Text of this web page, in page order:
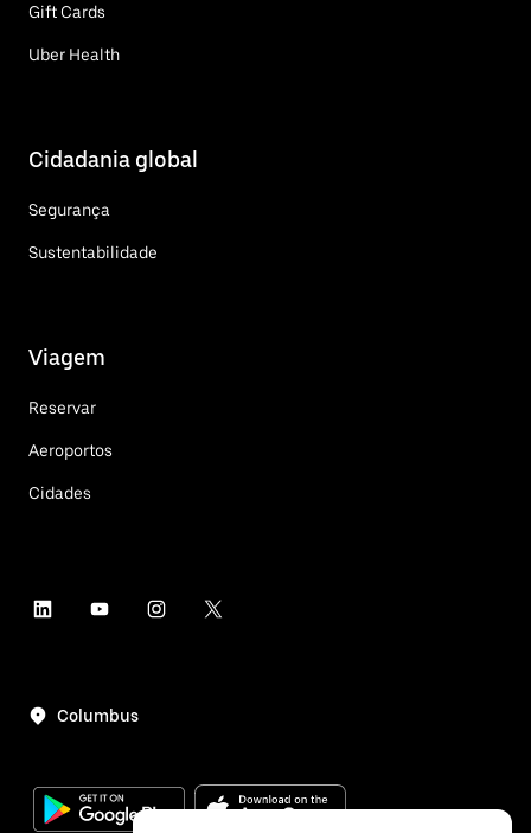
Gift Cards
Uber Health
Cidadania global
Segurança
Sustentabilidade
Viagem
Reservar
Aeroportos
Cidades
Columbus